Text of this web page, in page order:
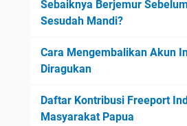
Sebaiknya Berjemur
Sesudah Mandi?
Cara Mengembalikan Akun
Diragukan
Daftar Kontribusi Freeport
Masyarakat Papua